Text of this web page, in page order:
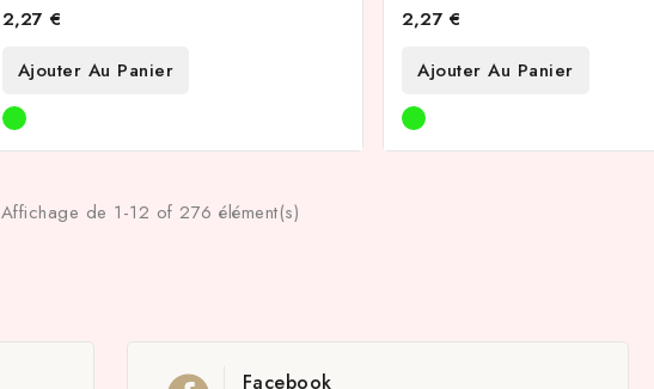
2,27 €
Ajouter Au Panier
2,27 €
Ajouter Au Panier
Affichage de 1-12 of 276 élément(s)
Facebook